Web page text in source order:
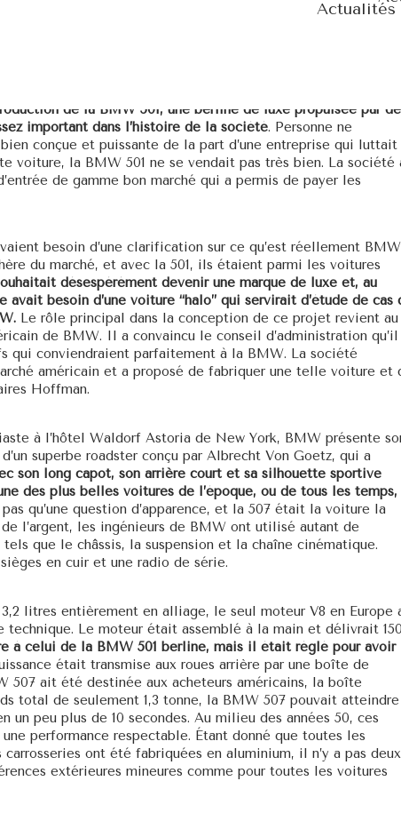
Actualités
de la BMW 501, une berline de luxe propulsée par
important dans l’histoire de la société. Personne ne
conçue et puissante de la part d’une entreprise qui luttait
voiture, la BMW 501 ne se vendait pas très bien. La société
de gamme bon marché qui a permis de payer les
besoin d’une clarification sur ce qu’est réellement
du marché, et avec la 501, ils étaient parmi les voitures
désespérément devenir une marque de luxe et, au
besoin d’une voiture “halo” qui servirait d’étude de cas
Le rôle principal dans la conception de ce projet revient au
de BMW. Il a convaincu le conseil d’administration qu’il
qui conviendraient parfaitement à la BMW. La société
américain et a proposé de fabriquer une telle voiture et
Hoffman.
à l’hôtel Waldorf Astoria de New York, BMW présente
superbe roadster conçu par Albrecht Von Goetz, qui a
son long capot, son arrière court et sa silhouette sportive
des plus belles voitures de l’époque, ou de tous les temps,
qu’une question d’apparence, et la 507 était la voiture la
l’argent, les ingénieurs de BMW ont utilisé autant de
que le châssis, la suspension et la chaîne cinématique.
en cuir et une radio de série.
litres entièrement en alliage, le seul moteur V8 en Europe
Le moteur était assemblé à la main et délivrait 150
à celui de la BMW 501 berline, mais il était réglé pour avoir
était transmise aux roues arrière par une boîte de
507 ait été destinée aux acheteurs américains, la boîte
total de seulement 1,3 tonne, la BMW 507 pouvait atteindre
un peu plus de 10 secondes. Au milieu des années 50, ces
performance respectable. Étant donné que toutes les
ont été fabriquées en aluminium, il n’y a pas deux
extérieures mineures comme pour toutes les voitures